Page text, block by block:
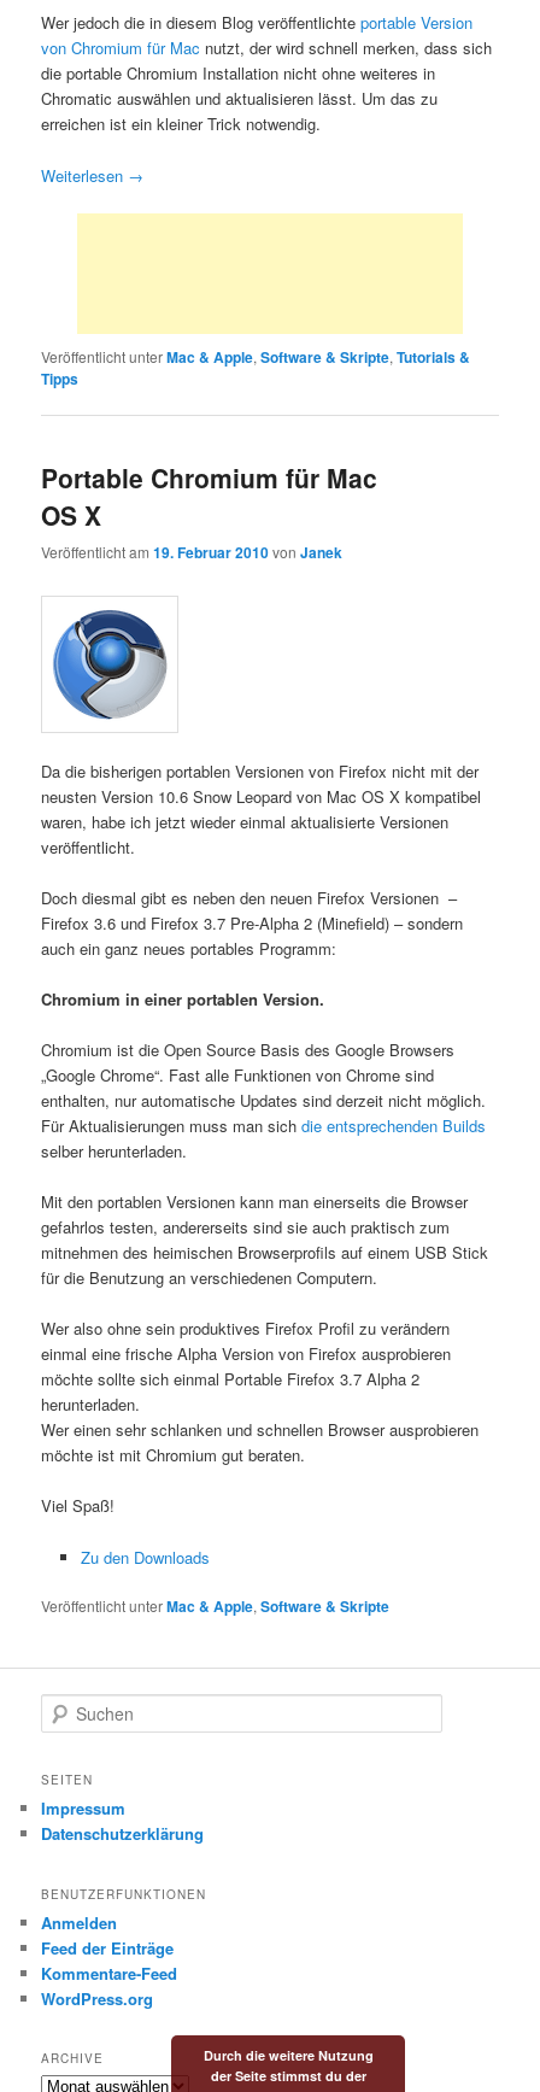
Wer jedoch die in diesem Blog veröffentlichteportable Version
von Chromium für Mac nutzt, der wird schnell merken, dass sich
die portable Chromium Installation nicht ohne weiteres in
Chromatic auswählen und aktualisieren lässt. Um das zu
erreichen ist ein kleiner Trick notwendig.
Weiterlesen →
Veröffentlicht unterMac & Apple,Software & Skripte,Tutorials &
Tipps
Portable Chromium für Mac
OS X
Veröffentlicht am19. Februar 2010vonJanek
Da die bisherigen portablen Versionen von Firefox nicht mit der
neusten Version 10.6 Snow Leopard von Mac OS X kompatibel
waren, habe ich jetzt wieder einmal aktualisierte Versionen
veröffentlicht.
Doch diesmal gibt es neben den neuen Firefox Versionen –
Firefox 3.6 und Firefox 3.7 Pre-Alpha 2 (Minefield) – sondern
auch ein ganz neues portables Programm:
Chromium in einer portablen Version.
Chromium ist die Open Source Basis des Google Browsers
„Google Chrome“. Fast alle Funktionen von Chrome sind
enthalten, nur automatische Updates sind derzeit nicht möglich.
Für Aktualisierungen muss man sichdie entsprechenden Builds
selber herunterladen.
Mit den portablen Versionen kann man einerseits die Browser
gefahrlos testen, andererseits sind sie auch praktisch zum
mitnehmen des heimischen Browserprofils auf einem USB Stick
für die Benutzung an verschiedenen Computern.
Wer also ohne sein produktives Firefox Profil zu verändern
einmal eine frische Alpha Version von Firefox ausprobieren
möchte sollte sich einmal Portable Firefox 3.7 Alpha 2
herunterladen.
Wer einen sehr schlanken und schnellen Browser ausprobieren
möchte ist mit Chromium gut beraten.
Viel Spaß!
Zu den Downloads
Veröffentlicht unterMac & Apple,Software & Skripte
u
h
n
SEITEN
Impressum
Datenschutzerklärung
BENUTZERFUNKTIONEN
Anmelden
Feed der Einträge
Kommentare-Feed
WordPress.org
ARCHIVE
Archive
Durch die weitere Nutzung
der Seite stimmst du der